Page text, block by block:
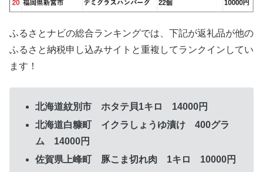
ふるさとナビの総合ランキングでは、下記が返礼品が他の
ふるさと納税申し込みサイトと重複してランクインしてい
ます！
北海道紋別市 ホタテ貝1キロ 14000円
北海道白糠町 イクラしょうゆ漬け 400グラ
ム 14000円
佐賀県上峰町 豚こま切れ肉 1キロ 10000円